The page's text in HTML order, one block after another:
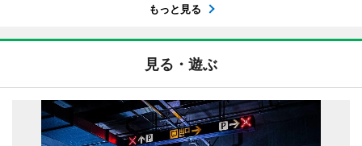
もっと見る
見る・遊ぶ